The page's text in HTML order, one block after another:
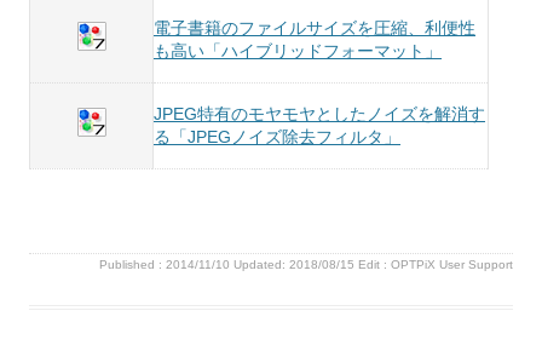
電子書籍のファイルサイズを圧縮、利便性
も高い「ハイブリッドフォーマット」
JPEG特有のモヤモヤとしたノイズを解消す
る「JPEGノイズ除去フィルタ」
Published : 2014/11/10 Updated: 2018/08/15 Edit : OPTPiX User Support